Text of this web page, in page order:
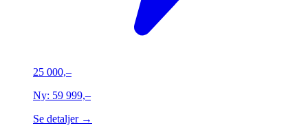
25 000,–
Ny: 59 999,–
Se detaljer →